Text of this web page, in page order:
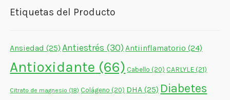
Etiquetas del Producto
Ansiedad (25) Antiestrés (30)Antiinflamatorio (24)
Antioxidante (66) Cabello (20) CARLYLE(21)
Citrato de magnesio (18) Colágeno (20) DHA (25) Diabetes